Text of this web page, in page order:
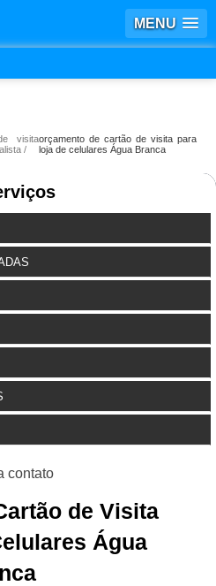
MENU
visitaorçamento de cartão de visita para
loja de celulares Água Branca
de Visita
Água